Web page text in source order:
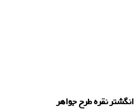
انگشتر نقره طرح جواهر